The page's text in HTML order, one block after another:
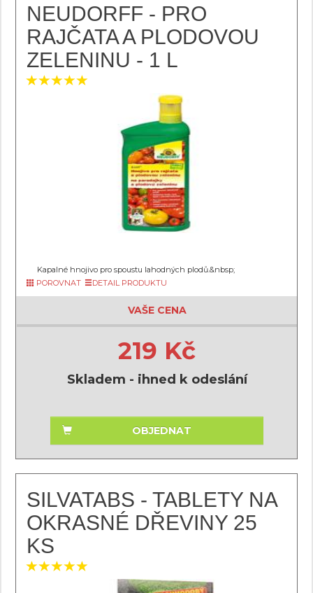
NEUDORFF - PRO
RAJČATA A PLODOVOU
ZELENINU - 1 L
Kapalné hnojivo pro spoustu lahodných plodů.&nbsp;
POROVNAT
DETAIL PRODUKTU
VAŠE CENA
219 Kč
Skladem - ihned k odeslání
OBJEDNAT
SILVATABS - TABLETY NA
OKRASNÉ DŘEVINY 25
KS